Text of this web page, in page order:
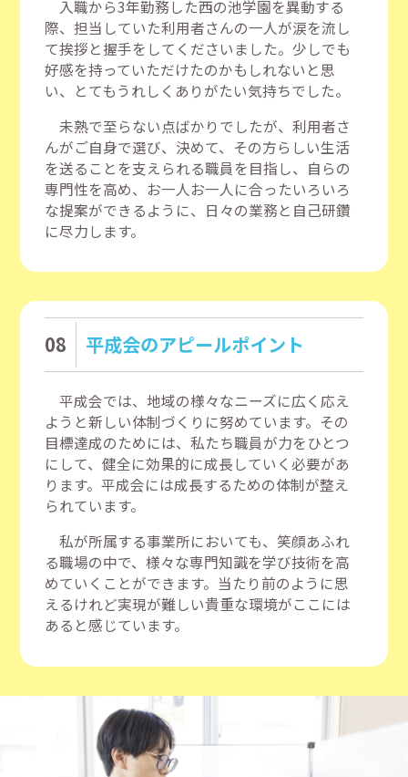
入職から3年勤務した西の池学園を異動する
際、担当していた利用者さんの一人が涙を流し
て挨拶と握手をしてくださいました。少しでも
好感を持っていただけたのかもしれないと思
い、とてもうれしくありがたい気持ちでした。
未熟で至らない点ばかりでしたが、利用者さ
んがご自身で選び、決めて、その方らしい生活
を送ることを支えられる職員を目指し、自らの
専門性を高め、お一人お一人に合ったいろいろ
な提案ができるように、日々の業務と自己研鑽
に尽力します。
08 平成会のアピールポイント
平成会では、地域の様々なニーズに広く応え
ようと新しい体制づくりに努めています。その
目標達成のためには、私たち職員が力をひとつ
にして、健全に効果的に成長していく必要があ
ります。平成会には成長するための体制が整え
られています。
私が所属する事業所においても、笑顔あふれ
る職場の中で、様々な専門知識を学び技術を高
めていくことができます。当たり前のように思
えるけれど実現が難しい貴重な環境がここには
あると感じています。